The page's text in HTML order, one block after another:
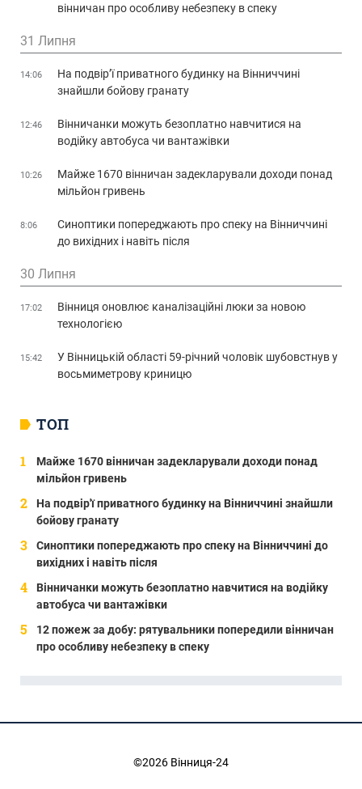
ТОП
Майже 1670 вінничан задекларували доходи понад
мільйон гривень
На подвір'ї приватного будинку на Вінниччині знайшли
бойову гранату
Синоптики попереджають про спеку на Вінниччині до
вихідних і навіть після
Вінничанки можуть безоплатно навчитися на водійку
автобуса чи вантажівки
12 пожеж за добу: рятувальники попередили вінничан
про особливу небезпеку в спеку
вінничан про особливу небезпеку в спеку
31 Липня
14:06
На подвір’ї приватного будинку на Вінниччині
знайшли бойову гранату
12:46
Вінничанки можуть безоплатно навчитися на
водійку автобуса чи вантажівки
10:26
Майже 1670 вінничан задекларували доходи понад
мільйон гривень
8:06
Синоптики попереджають про спеку на Вінниччині
до вихідних і навіть після
30 Липня
17:02
Вінниця оновлює каналізаційні люки за новою
технологією
15:42
У Вінницькій області 59-річний чоловік шубовстнув у
восьмиметрову криницю
©2026 Вінниця-24